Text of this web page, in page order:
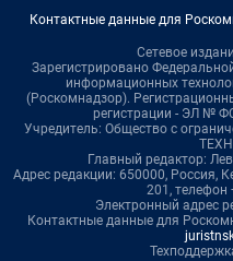
Контактные данные для
Сетевое
Зарегистрировано
информационных
(Роскомнадзор).
регистрации - ЭЛ №
Учредитель: Общество с
Главный редактор:
Адрес редакции: 650000, Россия,
201, телефон
Электронный адрес
Контактные данные для